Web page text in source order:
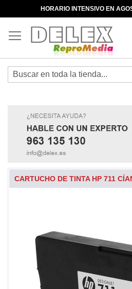
HORARIO INTENSIVO EN
CARTUCHO DE TINTA HP 711